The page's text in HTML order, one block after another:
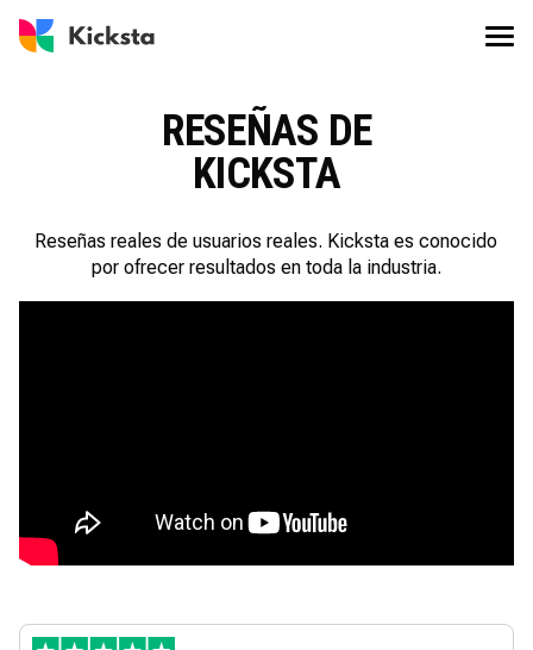
RESEÑAS DE
KICKSTA
Reseñas reales de usuarios reales. Kicksta es conocido
por ofrecer resultados en toda la industria.